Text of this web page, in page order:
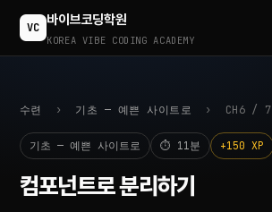
VC 바이브코딩학원
KOREA VIBE CODING ACADEMY
수련 › 기초 — 예쁜 사이트로 › CH6 / 7
기초 — 예쁜 사이트로 ⏱ 11분 +150 XP
컴포넌트로 분리하기